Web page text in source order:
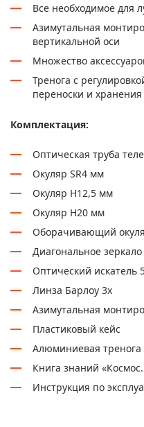
Все необходимое для
Азимутальная
вертикальной оси
Множество
Тренога с
переноски и хранения
Комплектация:
Оптическая труба
Окуляр SR4 мм
Окуляр H12,5 мм
Окуляр H20 мм
Оборачивающий
Диагональное зеркало
Оптический искатель
Линза Барлоу 3х
Азимутальная
Пластиковый кейс
Алюминиевая тренога
Книга знаний
Инструкция по